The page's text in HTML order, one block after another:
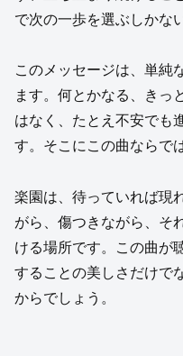
で次の一歩を選ぶしかな
このメッセージは、単純
ます。何とかなる、きっ
はなく、たとえ不安でも
す。そこにこの曲ならで
楽園は、待っていれば現
がら、傷つきながら、そ
ける場所です。この曲が
することの美しさだけで
からでしょう。